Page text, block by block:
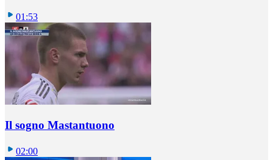
01:53
Il sogno Mastantuono
02:00